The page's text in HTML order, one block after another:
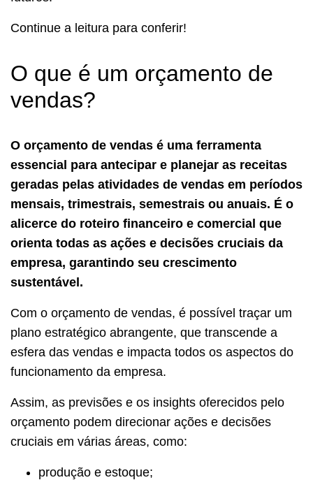
Continue a leitura para conferir!
O que é um orçamento de
vendas?
O orçamento de vendas é uma ferramenta
essencial para antecipar e planejar as receitas
geradas pelas atividades de vendas em períodos
mensais, trimestrais, semestrais ou anuais. É o
alicerce do roteiro financeiro e comercial que
orienta todas as ações e decisões cruciais da
empresa, garantindo seu crescimento
sustentável.
Com o orçamento de vendas, é possível traçar um
plano estratégico abrangente, que transcende a
esfera das vendas e impacta todos os aspectos do
funcionamento da empresa.
Assim, as previsões e os insights oferecidos pelo
orçamento podem direcionar ações e decisões
cruciais em várias áreas, como:
produção e estoque;